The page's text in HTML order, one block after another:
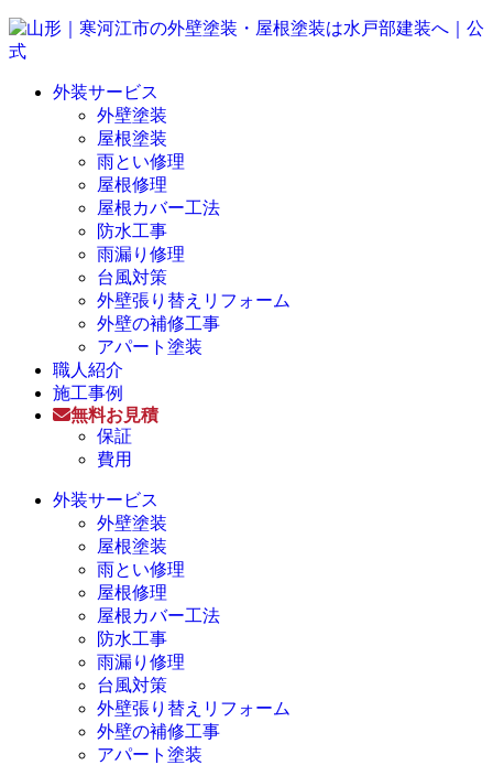
外装サービス
外壁塗装
屋根塗装
雨とい修理
屋根修理
屋根カバー工法
防水工事
雨漏り修理
台風対策
外壁張り替えリフォーム
外壁の補修工事
アパート塗装
職人紹介
施工事例
無料お見積
保証
費用
外装サービス
外壁塗装
屋根塗装
雨とい修理
屋根修理
屋根カバー工法
防水工事
雨漏り修理
台風対策
外壁張り替えリフォーム
外壁の補修工事
アパート塗装